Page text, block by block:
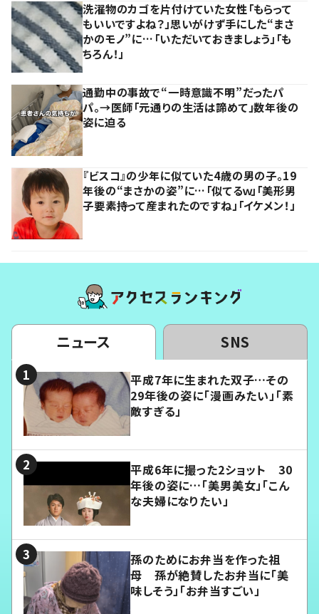
洗濯物のカゴを片付けていた女性「もらって
もいいですよね？」思いがけず手にした“まさ
かのモノ”に…「いただいておきましょう」「も
ちろん！」
通勤中の事故で“一時意識不明”だったパ
パ。→医師「元通りの生活は諦めて」数年後の
姿に迫る
『ビスコ』の少年に似ていた4歳の男の子。19
年後の“まさかの姿”に…「似てるｗ」「美形男
子要素持って産まれたのですね」「イケメン！」
ニュース SNS
平成7年に生まれた双子…その
29年後の姿に「漫画みたい」「素
敵すぎる」
平成6年に撮った2ショット 30
年後の姿に…「美男美女」「こん
な夫婦になりたい」
孫のためにお弁当を作った祖
母 孫が絶賛したお弁当に「美
味しそう」「お弁当すごい」